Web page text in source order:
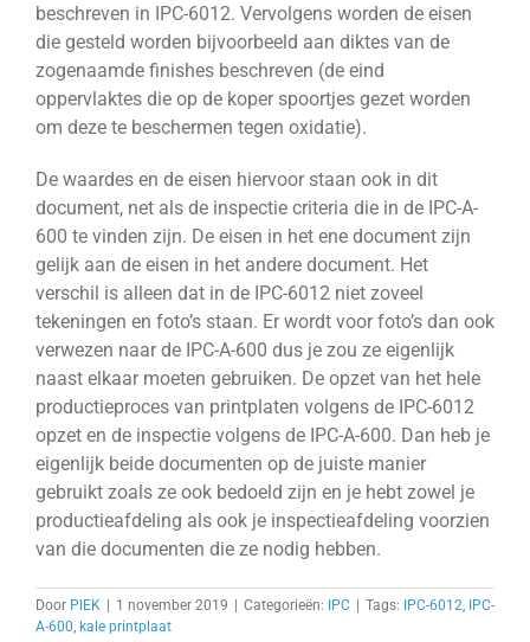
beschreven in IPC-6012. Vervolgens worden de eisen
die gesteld worden bijvoorbeeld aan diktes van de
zogenaamde finishes beschreven (de eind
oppervlaktes die op de koper spoortjes gezet worden
om deze te beschermen tegen oxidatie).
De waardes en de eisen hiervoor staan ook in dit
document, net als de inspectie criteria die in de IPC-A-
600 te vinden zijn. De eisen in het ene document zijn
gelijk aan de eisen in het andere document. Het
verschil is alleen dat in de IPC-6012 niet zoveel
tekeningen en foto’s staan. Er wordt voor foto’s dan ook
verwezen naar de IPC-A-600 dus je zou ze eigenlijk
naast elkaar moeten gebruiken. De opzet van het hele
productieproces van printplaten volgens de IPC-6012
opzet en de inspectie volgens de IPC-A-600. Dan heb je
eigenlijk beide documenten op de juiste manier
gebruikt zoals ze ook bedoeld zijn en je hebt zowel je
productieafdeling als ook je inspectieafdeling voorzien
van die documenten die ze nodig hebben.
Door PIEK | 1 november 2019 | Categorieën: IPC | Tags: IPC-6012 IPC-
A-600 kale printplaat